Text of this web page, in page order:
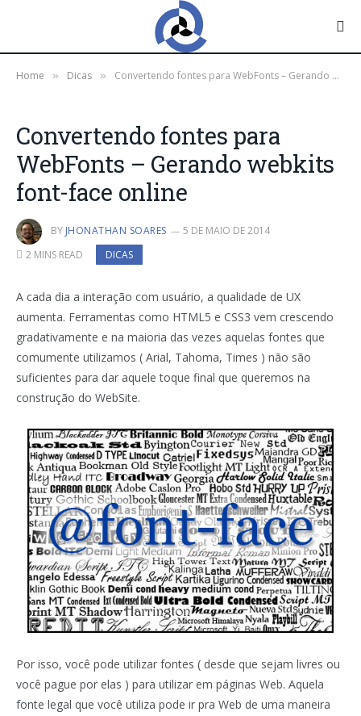
Home » Dicas » Convertendo fontes para WebFonts – Gerando webkits font-face online
Convertendo fontes para
WebFonts – Gerando webkits
font-face online
BY JHONATHAN SOARES
5 DE MAIO DE 2014
2 MINS READ
DICAS
A cada dia a interação com usuário, a qualidade de UX
aumenta. Ferramentas como HTML5 e CSS3 vem crescendo
gradativamente e na maioria das vezes aquelas fontes que
comumente utilizamos ( Arial, Tahoma, Times ) não são
suficientes para dar aquele toque final que queremos na
construção do WebSite.
Por isso, você pode utilizar fontes ( desde que sejam livres ou
você pague por elas ) para utilizar em páginas Web. Aquela
fonte legal que você utiliza pode ir pra Web de uma maneira